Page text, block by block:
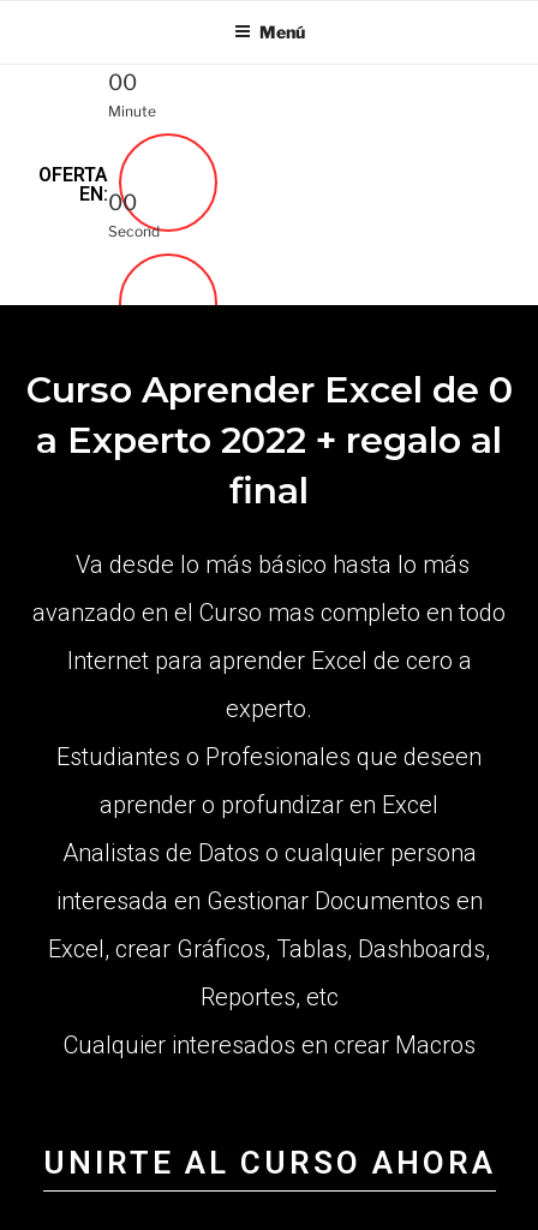
Menú
OFERTA
EN:
00
Minute
00
Second
Curso Aprender Excel de 0
a Experto 2022 + regalo al
final
Va desde lo más básico hasta lo más
avanzado en el Curso mas completo en todo
Internet para aprender Excel de cero a
experto.
Estudiantes o Profesionales que deseen
aprender o profundizar en Excel
Analistas de Datos o cualquier persona
interesada en Gestionar Documentos en
Excel, crear Gráficos, Tablas, Dashboards,
Reportes, etc
Cualquier interesados en crear Macros
UNIRTE AL CURSO AHORA